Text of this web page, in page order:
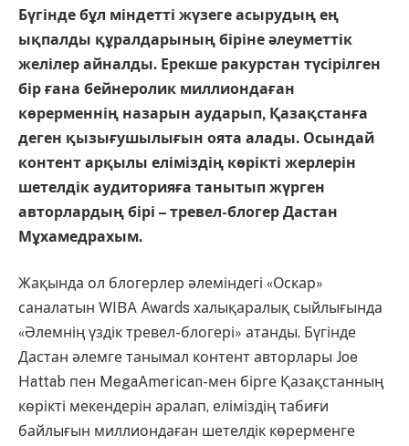
Бүгінде бұл міндетті жүзеге асырудың ең
ықпалды құралдарының біріне әлеуметтік
желілер айналды. Ерекше ракурстан түсірілген
бір ғана бейнеролик миллиондаған
көрерменнің назарын аударып, Қазақстанға
деген қызығушылығын оята алады. Осындай
контент арқылы еліміздің көрікті жерлерін
шетелдік аудиторияға танытып жүрген
авторлардың бірі – тревел-блогер Дастан
Мұхамедрахым.
Жақында ол блогерлер әлеміндегі «Оскар»
саналатын WIBA Awards халықаралық сыйлығында
«Әлемнің үздік тревел-блогері» атанды. Бүгінде
Дастан әлемге танымал контент авторлары Joe
Hattab пен MegaAmerican-мен бірге Қазақстанның
көрікті мекендерін аралап, еліміздің табиғи
байлығын миллиондаған шетелдік көрерменге